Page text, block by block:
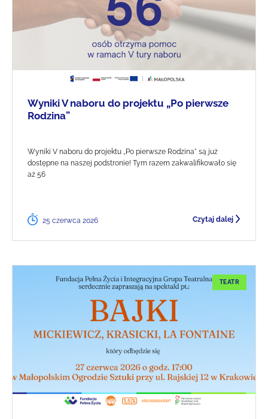
Wyniki V naboru do projektu „Po pierwsze
Rodzina”
Wyniki V naboru do projektu „Po pierwsze Rodzina" są już
dostępne na naszej podstronie! Tym razem zakwalifikowało się
aż 56
25 czerwca 2026 Czytaj dalej
TEATR